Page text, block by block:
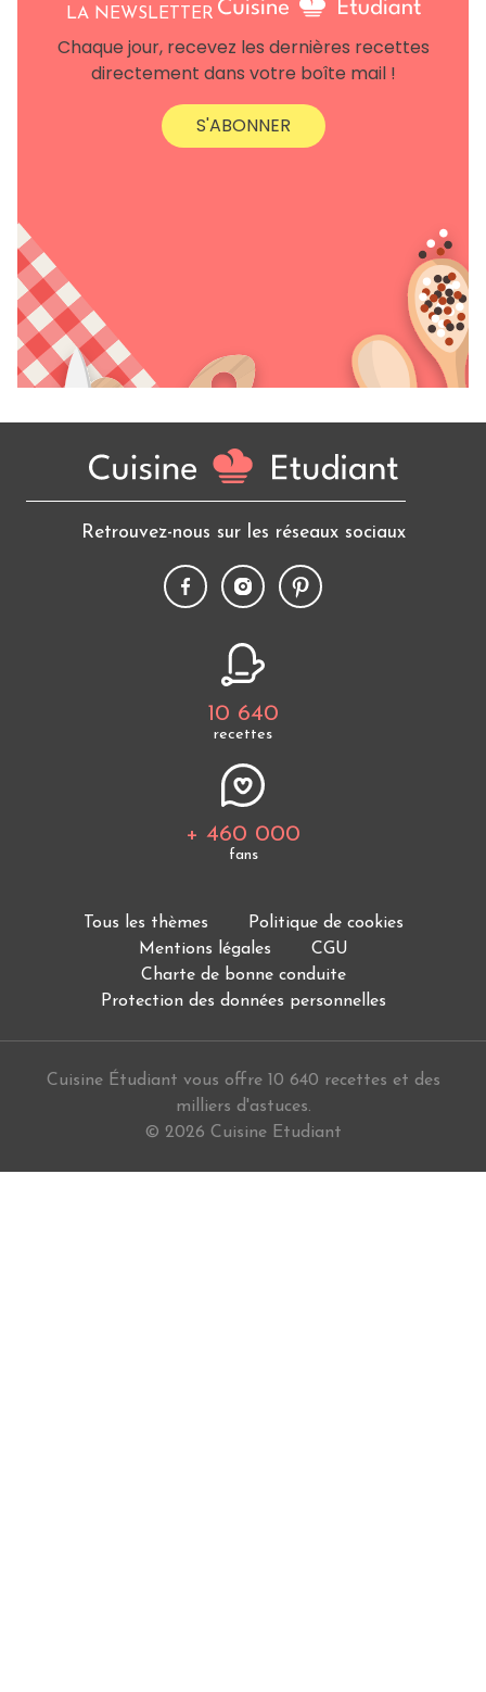
LA NEWSLETTER
Chaque jour, recevez les dernières recettes
directement dans votre boîte mail !
S'ABONNER
Retrouvez-nous sur les réseaux sociaux
10 640
recettes
+ 460 000
fans
Tous les thèmes
Politique de cookies
Mentions légales
CGU
Charte de bonne conduite
Protection des données personnelles
Cuisine Étudiant vous offre 10 640 recettes et des
milliers d'astuces.
© 2026 Cuisine Etudiant